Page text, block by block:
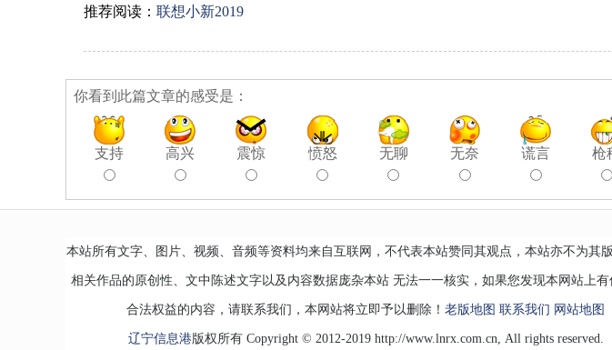
推荐阅读： 联想小新2019
你看到此篇文章的感受是：
支持 高兴 震惊 愤怒 无聊 无奈 谎言 枪
本站所有文字、图片、视频、音频等资料均来自互联网，不代表本站赞同其观点，本站亦不为其版
相关作品的原创性、文中陈述文字以及内容数据庞杂本站 无法一一核实，如果您发现本网站上有
合法权益的内容，请联系我们，本网站将立即予以删除！ 老版地图 联系我们 网站地图
辽宁信息港版权所有 Copyright © 2012-2019 http://www.lnrx.com.cn, All rights reserved.